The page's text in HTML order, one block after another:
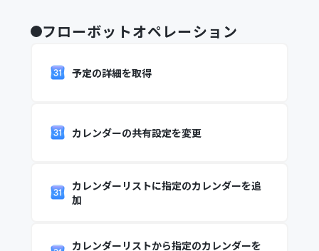
フローボットオペレーション
予定の詳細を取得
カレンダーの共有設定を変更
カレンダーリストに指定のカレンダーを追
加
カレンダーリストから指定のカレンダーを